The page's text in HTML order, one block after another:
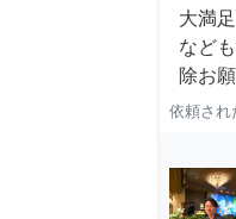
大満
など
除お
依頼され